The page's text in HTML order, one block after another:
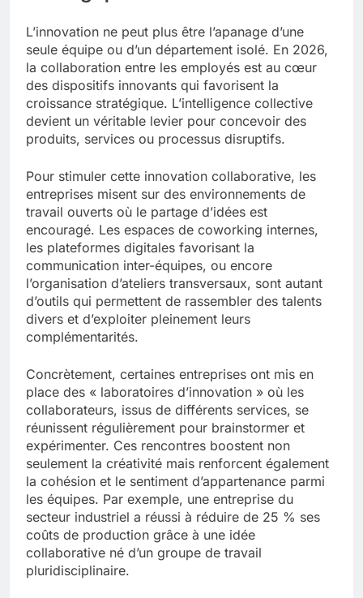
L’innovation ne peut plus être l’apanage d’une
seule équipe ou d’un département isolé. En 2026,
la collaboration entre les employés est au cœur
des dispositifs innovants qui favorisent la
croissance stratégique. L’intelligence collective
devient un véritable levier pour concevoir des
produits, services ou processus disruptifs.
Pour stimuler cette innovation collaborative, les
entreprises misent sur des environnements de
travail ouverts où le partage d’idées est
encouragé. Les espaces de coworking internes,
les plateformes digitales favorisant la
communication inter-équipes, ou encore
l’organisation d’ateliers transversaux, sont autant
d’outils qui permettent de rassembler des talents
divers et d’exploiter pleinement leurs
complémentarités.
Concrètement, certaines entreprises ont mis en
place des « laboratoires d’innovation » où les
collaborateurs, issus de différents services, se
réunissent régulièrement pour brainstormer et
expérimenter. Ces rencontres boostent non
seulement la créativité mais renforcent également
la cohésion et le sentiment d’appartenance parmi
les équipes. Par exemple, une entreprise du
secteur industriel a réussi à réduire de 25 % ses
coûts de production grâce à une idée
collaborative né d’un groupe de travail
pluridisciplinaire.